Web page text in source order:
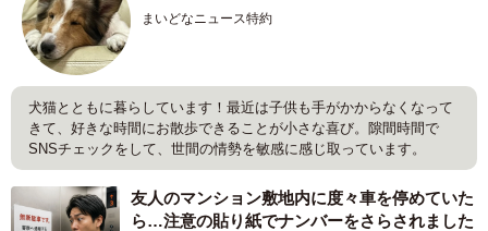
まいどなニュース特約
犬猫とともに暮らしています！最近は子供も手がかからなくなって
きて、好きな時間にお散歩できることが小さな喜び。隙間時間で
SNSチェックをして、世間の情勢を敏感に感じ取っています。
友人のマンション敷地内に度々車を停めていた
ら…注意の貼り紙でナンバーをさらされました